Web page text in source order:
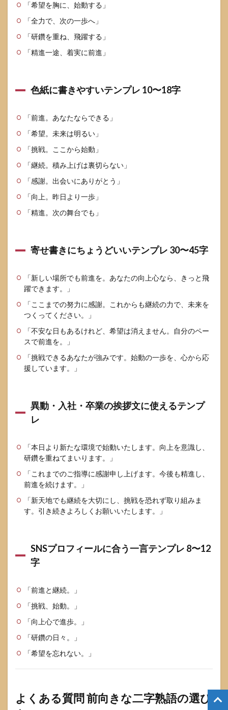
「希望を胸に、始動する」
「全力で、次の一歩へ」
「研鑽を重ね、飛躍する」
「精進一途、着実に前進」
色紙に書きやすいテンプレ 10〜18字
「前進。あなたならできる」
「希望。未来は明るい」
「挑戦。ここから始動」
「継続。積み上げは裏切らない」
「感謝。出会いにありがとう」
「向上。昨日より一歩」
「精進。次の舞台でも」
寄せ書きにちょうどいいテンプレ 30〜45字
「新しい場所でも前進を。あなたの向上心なら、きっと飛
躍できます。」
「ここまでの努力に感謝。これからも継続の力で、未来を
つくってください。」
「不安な日もあるけれど、希望は消えません。自分のペー
スで前進を。」
「挑戦できるあなたが強みです。始動の一歩を、心から応
援しています。」
異動・入社・卒業の挨拶文に使えるテンプ
レ
「本日より新たな環境で始動いたします。向上を意識し、
研鑽を重ねてまいります。」
「これまでのご指導に感謝申し上げます。今後も精進し、
前進を続けます。」
「新天地でも継続を大切にし、挑戦を恐れず取り組みま
す。引き続きよろしくお願いいたします。」
SNSプロフィールに合う一言テンプレ 8〜12
字
「前進と継続。」
「挑戦、始動。」
「向上心で進歩。」
「研鑽の日々。」
「希望を忘れない。」
よくある質問 前向きな二字熟語の選び